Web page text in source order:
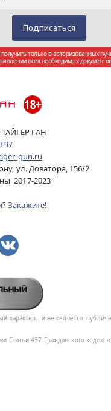
только в авторизованных
всех необходимых
ГАН
97
gun.ru
ул. Доватора, 156/2
2017-2023
Закажите!
характер, и не является
Статьи 437 Гражданского